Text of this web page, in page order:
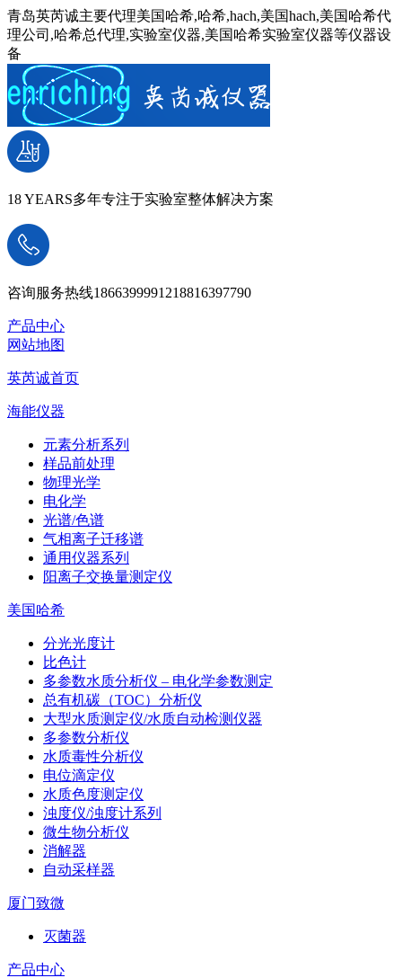
青岛英芮诚主要代理美国哈希,哈希,hach,美国hach,美国哈希代
理公司,哈希总代理,实验室仪器,美国哈希实验室仪器等仪器设
备
18 YEARS多年专注于实验室整体解决方案
咨询服务热线1866399991218816397790
产品中心
网站地图
英芮诚首页
海能仪器
元素分析系列
样品前处理
物理光学
电化学
光谱/色谱
气相离子迁移谱
通用仪器系列
阳离子交换量测定仪
美国哈希
分光光度计
比色计
多参数水质分析仪 – 电化学参数测定
总有机碳（TOC）分析仪
大型水质测定仪/水质自动检测仪器
多参数分析仪
水质毒性分析仪
电位滴定仪
水质色度测定仪
浊度仪/浊度计系列
微生物分析仪
消解器
自动采样器
厦门致微
灭菌器
产品中心